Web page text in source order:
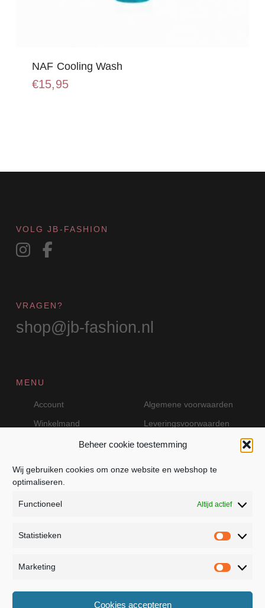
Beheer cookie toestemming
Wij gebruiken cookies om onze website en webshop te
optimaliseren.
Functioneel Altijd actief
Statistieken
Marketing
Cookies accepteren
NAF Cooling Wash
€15,95
VOLG JB-FASHION
VRAGEN?
shop@jb-fashion.nl
MENU
Account
Algemene voorwaarden
Winkelmand
Leveringsvoorwaarden
VEILIG BETALEN MET MOLLIE
JB Fashion — Powered by Jolanda Bevelander